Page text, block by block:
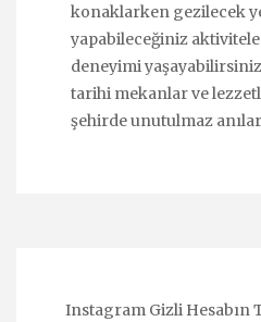
konaklarken gezilecek
yapabileceğiniz
deneyimi
tarihi mekanlar ve
şehirde unutulmaz
Instagram Gizli Hesabın